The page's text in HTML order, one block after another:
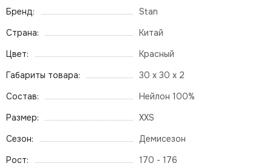
Бренд:
Stan
Страна:
Китай
Цвет:
Красный
Габариты товара:
30 x 30 x 2
Состав:
Нейлон 100%
Размер:
XXS
Сезон:
Демисезон
Рост:
170 - 176